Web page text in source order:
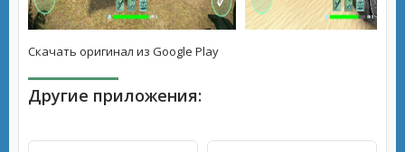
Скачать оригинал из Google Play
Другие приложения: